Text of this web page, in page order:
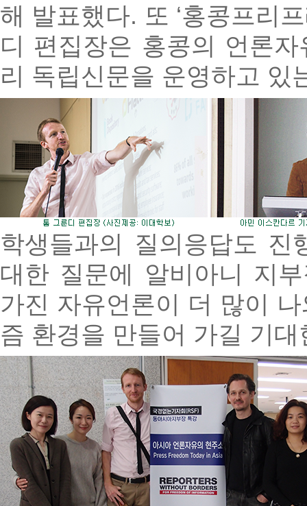
해 발표했다. 또 ‘홍콩프리
디 편집장은 홍콩의 언론
리 독립신문을 운영하고 있
학생들과의 질의응답도
대한 질문에 알비아니 지
가진 자유언론이 더 많이
즘 환경을 만들어 가길 기대